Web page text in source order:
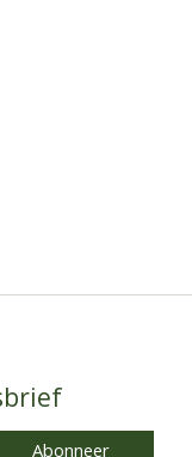
Abonneer